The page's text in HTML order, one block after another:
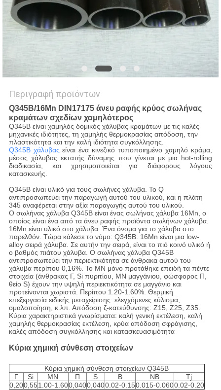
Περιγραφή προϊόντων
Q345B/16Mn DIN17175 άνευ ραφής κρύος σωλήνας
κραμάτων σχεδίων χαμηλότερος
Q345B είναι χαμηλός δομικός χάλυβας κραμάτων με τις καλές
μηχανικές ιδιότητες, τη χαμηλής θερμοκρασίας απόδοση, την
πλαστικότητα και την καλή ιδιότητα συγκόλλησης.
Q345B χάλυβας είναι ένα κινεζικό τυποποιημένο χαμηλό κράμα,
μέσος χάλυβας εκτατής δύναμης που γίνεται με μια hot-rolling
διαδικασία, και χρησιμοποιείται για διάφορους λόγους
κατασκευής.
Q345B είναι υλικό για τους σωλήνες χάλυβα. Το Q
αντιπροσωπεύει την παραγωγή αυτού του υλικού, και η πλάτη
345 αναφέρεται στην αξία παραγωγής αυτού του υλικού.
Ο σωλήνας χάλυβα Q345B είναι ένας σωλήνας χάλυβα 16Mn, ο
οποίος είναι ένα από τα άνευ ραφής προϊόντα σωλήνων χάλυβα.
16Mn είναι υλικό στο χάλυβα. Ένα όνομα για το χάλυβα στο
παρελθόν. Τώρα κάλεσε το νόμο: Q345B. 16Mn είναι μια low-
alloy σειρά χάλυβα. Σε αυτήν την σειρά, είναι το πιό κοινό υλικό ή
ο βαθμός πιάτου χάλυβα. Ο σωλήνας χάλυβα Q345B
αντιπροσωπεύει την περιεκτικότητα σε άνθρακα αυτού του
χάλυβα περίπου 0,16%. Το ΜΝ μόνο προτάθηκε επειδή τα πέντε
στοιχεία (άνθρακας Γ, Si πυριτίου, ΜΝ μαγγάνιου, φώσφορος Π,
θείο S) έχουν την υψηλή περιεκτικότητα σε μαγγάνιο και
προτείνονται χωριστά. Περίπου 1.20-1.60%. Θερμική
επεξεργασία ειδικής μεταχείρισης: ελεγχόμενες κύλισμα,
ομαλοποίηση, κ.λπ. Απόδοση ζ-κατεύθυνσης: Z15, Z25, Z35.
Κύρια χαρακτηριστικά γνωρίσματα: καλή γενική εκτέλεση, καλή
χαμηλής θερμοκρασίας εκτέλεση, κρύα απόδοση σφράγισης,
καλές απόδοση συγκόλλησης και κατασκευασιμότητα
Κύρια χημική σύνθεση στοιχείων
Κύρια χημική σύνθεση στοιχείων Q345B
Γ
Si ΜΝ Π S Β NB
Tj
0,200,551.00-1.600,0400,0400.02-0.150.015-0.0600.02-0.20